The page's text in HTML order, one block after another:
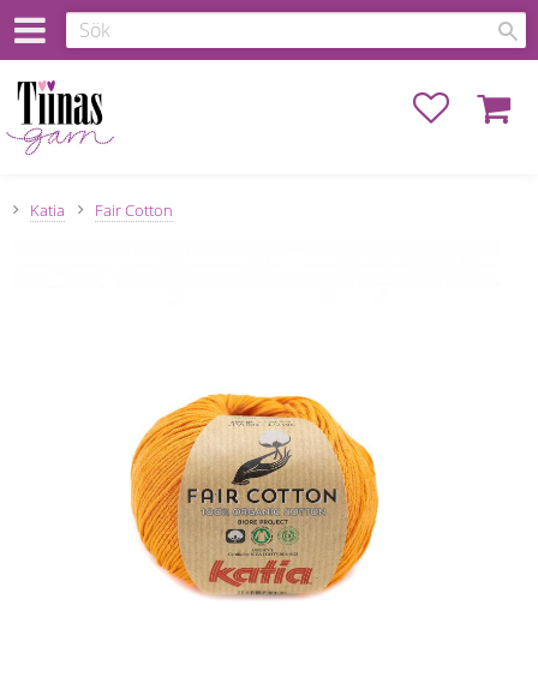
Favoriter
Katia Fair Cotton